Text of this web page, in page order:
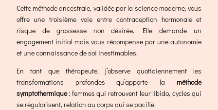
Cette méthode ancestrale, validée par la science moderne, vous
offre une troisième voie entre contraception hormonale et
risque de grossesse non désirée. Elle demande un
engagement initial mais vous récompense par une autonomie
et une connaissance de soi inestimables.
En tant que thérapeute, j’observe quotidiennement les
transformations profondes qu’apporte laméthode
symptothermique: femmes qui retrouvent leur libido, cycles qui
se régularisent, relation au corps qui se pacifie.